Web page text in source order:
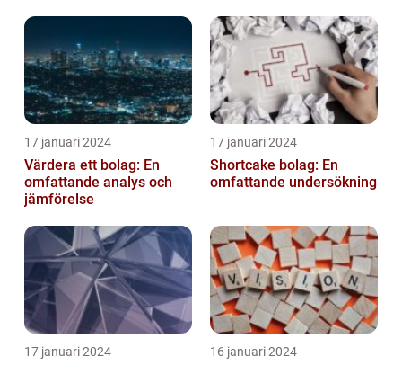
17 januari 2024
Värdera ett bolag: En
omfattande analys och
jämförelse
17 januari 2024
Shortcake bolag: En
omfattande undersökning
17 januari 2024 16 januari 2024